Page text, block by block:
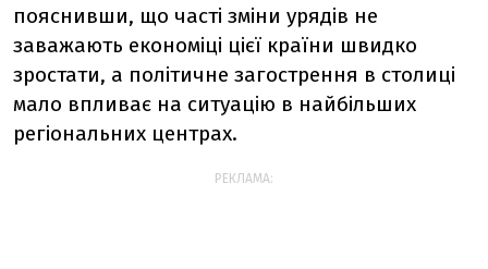
пояснивши, що часті зміни урядів не
заважають економіці цієї країни швидко
зростати, а політичне загострення в столиці
мало впливає на ситуацію в найбільших
регіональних центрах.
РЕКЛАМА: